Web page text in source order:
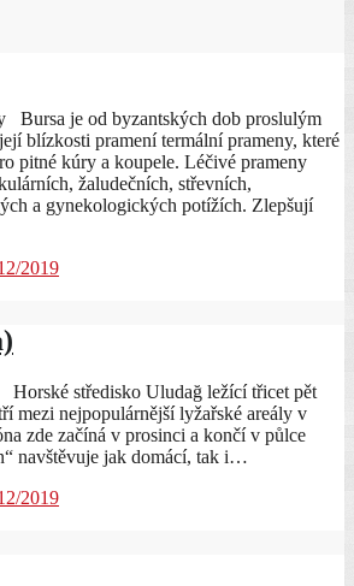
Bursa je od byzantských dob proslulým
blízkosti pramení termální prameny, které
pitné kúry a koupele. Léčivé prameny
žaludečních, střevních,
a gynekologických potížích. Zlepšují
2019
středisko Uludağ ležící třicet pět
mezi nejpopulárnější lyžařské areály v
zde začíná v prosinci a končí v půlce
navštěvuje jak domácí, tak i…
2019